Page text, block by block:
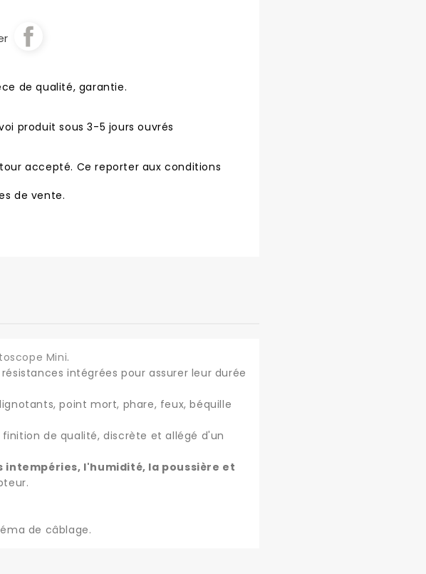
de qualité, garantie.
produit sous 3-5 jours ouvrés
accepté. Ce reporter aux conditions
de vente.
Mini.
intégrées pour assurer leur durée
point mort, phare, feux, béquille
de qualité, discrète et allégé d'un
intempéries, l'humidité, la poussière et
de câblage.